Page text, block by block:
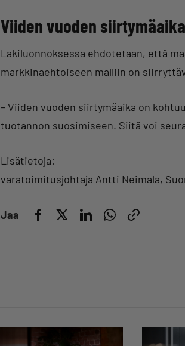
Viiden vuoden
Lakiluonnoksessa ehdotetaan, että
markkinaehtoiseen malliin on
– Viiden vuoden siirtymäaika on
tuotannon suosimiseen. Siitä voi
Lisätietoja:
varatoimitusjohtaja Antti Neimala,
Jaa